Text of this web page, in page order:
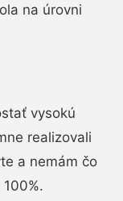
na úrovni
vysokú
realizovali
a nemám čo